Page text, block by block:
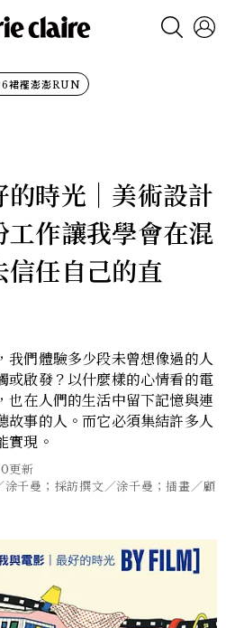
裙襬澎澎RUN
的時光｜美術設計
工作讓我學會在混
信任自己的直
我們體驗多少段未曾想像過的人
或啟發？以什麼樣的心情看的電
也在人們的生活中留下記憶與連
故事的人。而它必須集結許多人
實現。
更新
千曼；採訪撰文／涂千曼；插畫／顧